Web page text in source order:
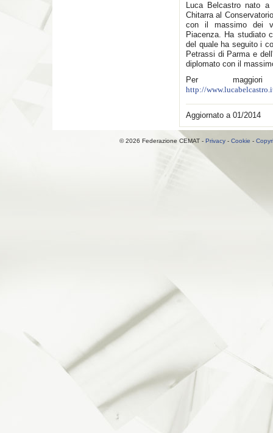
Luca Belcastro nato
Chitarra al
con il massimo dei
Piacenza. Ha studiato
del quale ha seguito i
Petrassi di Parma e
diplomato con il
Per
http://
Aggiornato a 01/2014
© 2026 Federazione CEMAT - Privacy- Cookie -